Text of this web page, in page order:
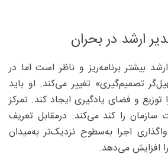
ارشد در بحران
بیشتر برنامه‌ریز و ناظر است اما در
تصمیم‌گیری» تغییر می‌کند. او باید
را توزیع و فضای یادگیری ایجاد کند. تمرکز
سازمان را کند می‌کند. درمقابل تعریف
اجرا به‌سطوح نزدیک‌تر به‌میدان
افزایش می‌دهد.